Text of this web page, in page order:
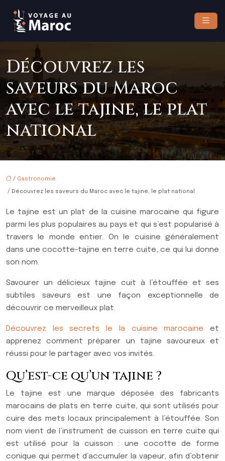
Découvrez les
saveurs du Maroc
avec le tajine, le plat
national
/ Gastronomie
/ Découvrez les saveurs du Maroc avec le tajine, le plat national
Le tajine est un plat de la cuisine marocaine qui figure
parmi les plus populaires au pays et qui s’est popularisé à
travers le monde entier. On le cuisine généralement
dans une cocotte-tajine en terre cuite, ce qui lui donne
son nom.
Savourer un délicieux tajine cuit à l’étouffée et ses
subtiles saveurs est une façon exceptionnelle de
découvrir ce merveilleux plat.
Découvrez les secrets le la cuisine marocaine et
apprenez comment préparer un tajine savoureux et
réussi pour le partager avec vos invités.
Qu’est-ce qu’un tajine ?
Le tajine est une marque déposée des fabricants
marocains de plats en terre cuite, qui sont utilisés pour
cuire des mets locaux principalement à l’étouffée. Son
nom vient de l’instrument de cuisson en terre cuite qui
est utilisé pour la cuisson : une cocotte de forme
conique qui permet d’accumuler la vapeur, afin d’obtenir